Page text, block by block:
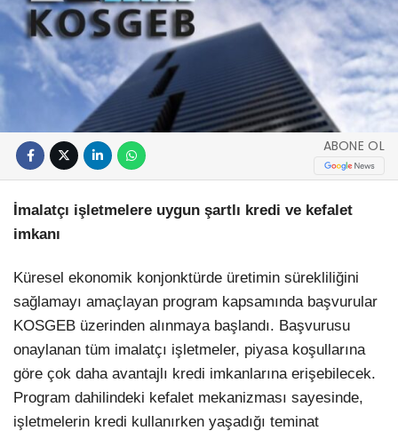
ABONE OL
İmalatçı işletmelere uygun şartlı kredi ve kefalet
imkanı
Küresel ekonomik konjonktürde üretimin sürekliliğini
sağlamayı amaçlayan program kapsamında başvurular
KOSGEB üzerinden alınmaya başlandı. Başvurusu
onaylanan tüm imalatçı işletmeler, piyasa koşullarına
göre çok daha avantajlı kredi imkanlarına erişebilecek.
Program dahilindeki kefalet mekanizması sayesinde,
işletmelerin kredi kullanırken yaşadığı teminat